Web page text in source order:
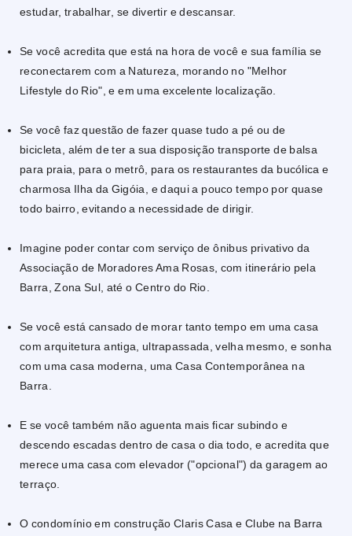
estudar, trabalhar, se divertir e descansar.
Se você acredita que está na hora de você e sua família se
reconectarem com a Natureza, morando no "Melhor
Lifestyle do Rio", e em uma excelente localização.
Se você faz questão de fazer quase tudo a pé ou de
bicicleta, além de ter a sua disposição transporte de balsa
para praia, para o metrô, para os restaurantes da bucólica e
charmosa Ilha da Gigóia, e daqui a pouco tempo por quase
todo bairro, evitando a necessidade de dirigir.
Imagine poder contar com serviço de ônibus privativo da
Associação de Moradores Ama Rosas, com itinerário pela
Barra, Zona Sul, até o Centro do Rio.
Se você está cansado de morar tanto tempo em uma casa
com arquitetura antiga, ultrapassada, velha mesmo, e sonha
com uma casa moderna, uma Casa Contemporânea na
Barra.
E se você também não aguenta mais ficar subindo e
descendo escadas dentro de casa o dia todo, e acredita que
merece uma casa com elevador ("opcional") da garagem ao
terraço.
O condomínio em construção Claris Casa e Clube na Barra